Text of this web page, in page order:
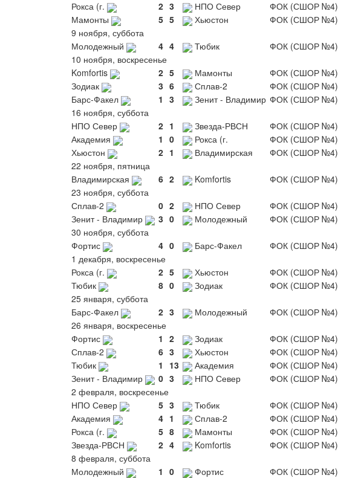
Рокса (г.
2 3 НПО Север
ФОК (СШОР №4)
Мамонты
5 5 Хьюстон
ФОК (СШОР №4)
9 ноября, суббота
Молодежный
4 4 Тюбик
ФОК (СШОР №4)
10 ноября, воскресенье
Komfortis
2 5 Мамонты
ФОК (СШОР №4)
Зодиак
3 6 Сплав-2
ФОК (СШОР №4)
Барс-Факел
1 3 Зенит - Владимир ФОК (СШОР №4)
16 ноября, суббота
НПО Север
2 1 Звезда-РВСН
ФОК (СШОР №4)
Академия
1 0 Рокса (г.
ФОК (СШОР №4)
Хьюстон
2 1 Владимирская
ФОК (СШОР №4)
22 ноября, пятница
Владимирская
6 2 Komfortis
ФОК (СШОР №4)
23 ноября, суббота
Сплав-2
0 2 НПО Север
ФОК (СШОР №4)
Зенит - Владимир
3 0 Молодежный
ФОК (СШОР №4)
30 ноября, суббота
Фортис
4 0 Барс-Факел
ФОК (СШОР №4)
1 декабря, воскресенье
Рокса (г.
2 5 Хьюстон
ФОК (СШОР №4)
Тюбик
8 0 Зодиак
ФОК (СШОР №4)
25 января, суббота
Барс-Факел
2 3 Молодежный
ФОК (СШОР №4)
26 января, воскресенье
Фортис
1 2 Зодиак
ФОК (СШОР №4)
Сплав-2
6 3 Хьюстон
ФОК (СШОР №4)
Тюбик
1 13 Академия
ФОК (СШОР №4)
Зенит - Владимир
0 3 НПО Север
ФОК (СШОР №4)
2 февраля, воскресенье
НПО Север
5 3 Тюбик
ФОК (СШОР №4)
Академия
4 1 Сплав-2
ФОК (СШОР №4)
Рокса (г.
5 8 Мамонты
ФОК (СШОР №4)
Звезда-РВСН
2 4 Komfortis
ФОК (СШОР №4)
8 февраля, суббота
Молодежный
1 0 Фортис ФОК (СШОР №4)